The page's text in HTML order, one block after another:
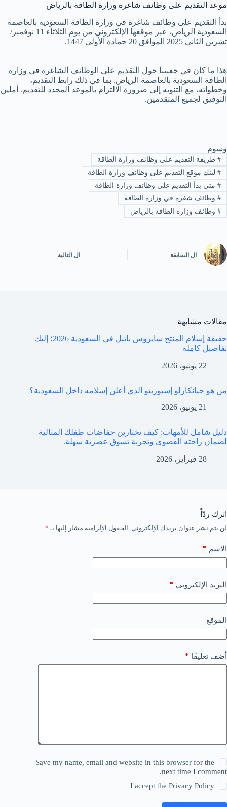
موعد التقديم على وظائف شاغرة وزارة الطاقة بالرياض
بدأ التقديم على وظائف شاغرة في وزارة الطاقة السعودية بالعاصمة
السعودية الرياض، عبر موقعها الإلكتروني من يوم الثلاثاء 11 نوفمبر/
تشرين الثاني 2025 الموافق 20 جمادة الأولى 1447.
هذا ما كان في جعبتنا حول التقديم على الوظائف الشاغرة في وزارة
الطاقة السعودية بالعاصمة الرياض. بما في ذلك رابط التقديم،
وخطواته، مع التنويه إلى ضرورة الالتزام بالموعد المحدد للتقديم. آملين
التوفيق لجميع المتقدمين.
وسوم
#طريقة التقديم على وظائف وزارة الطاقة
#لينك موقع التقديم على وظائف وزارة الطاقة
#متى بدأ التقديم على وظائف وزارة الطاقة
#وظائف شغرة في وزارة الطاقة
#وظائف وزارة الطاقة بالرياض
ال السابقة ال التالية
مقالات مشابهة
حقيقة إسلام المنتج سايروس باتيل في السعودية 2026؛ إليك
تفاصيل كاملة
22 يونيو، 2026
من هو جيانكارلو إسبوزيتو الذي أعلن إسلامه داخل السعودية؟
21 يونيو، 2026
دليل شامل للأمهات: كيف تختارين حفاضات طفلك المثالية
لضمان راحته القصوى وتجربة تسوق عصرية سهلة.
28 فبراير، 2026
اترك ردّاً
لن يتم نشر عنوان بريدك الإلكتروني. الحقول الإلزامية مشار إليها بـ *
الاسم *
البريد الإلكتروني *
الموقع
أضف تعليقًا *
Save my name, email and website in this browser for the
next time I comment.
I accept the Privacy Policy